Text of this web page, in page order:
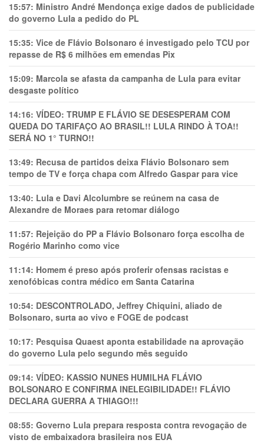
15:57: Ministro André Mendonça exige dados de publicidade
do governo Lula a pedido do PL
15:35: Vice de Flávio Bolsonaro é investigado pelo TCU por
repasse de R$ 6 milhões em emendas Pix
15:09: Marcola se afasta da campanha de Lula para evitar
desgaste político
14:16: VÍDEO: TRUMP E FLÁVIO SE DESESPERAM COM
QUEDA DO TARIFAÇO AO BRASIL!! LULA RINDO À TOA!!
SERÁ NO 1° TURNO!!
13:49: Recusa de partidos deixa Flávio Bolsonaro sem
tempo de TV e força chapa com Alfredo Gaspar para vice
13:40: Lula e Davi Alcolumbre se reúnem na casa de
Alexandre de Moraes para retomar diálogo
11:57: Rejeição do PP a Flávio Bolsonaro força escolha de
Rogério Marinho como vice
11:14: Homem é preso após proferir ofensas racistas e
xenofóbicas contra médico em Santa Catarina
10:54: DESCONTROLADO, Jeffrey Chiquini, aliado de
Bolsonaro, surta ao vivo e FOGE de podcast
10:17: Pesquisa Quaest aponta estabilidade na aprovação
do governo Lula pelo segundo mês seguido
09:14: VÍDEO: KASSIO NUNES HUMlLHA FLÁVIO
BOLSONARO E CONFIRMA INELEGIBILIDADE!! FLÁVIO
DECLARA GUERRA A THIAGO!!!
08:55: Governo Lula prepara resposta contra revogação de
visto de embaixadora brasileira nos EUA